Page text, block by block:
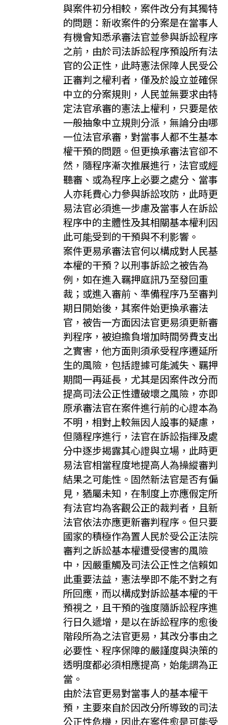
與案件初分相較，案件改分有其獨特
的問題：新收案件的分案是在當事人
有機會知悉承審法官並參與訴訟程序
之前，由於司法訴訟程序預設所有法
官的公正性，此時憲法保障人民受公
正審判之權利者，僅及於設立並確保
中立的分案規則，人民並無要求由特
定法官承審的憲法上權利，只要是依
一般抽象中立規則分派，無論分由哪
一位法官承審，對當事人都不生基本
權干預的問題。但更換承審法官卻不
然，隨程序漸次推展進行，法官或經
聽審、或為程序上必要之處分、當事
人亦耗費心力參與訴訟攻防，此時更
易法官必須進一步慮及當事人在訴訟
程序中的主體性及其相關基本權利因
此可能受到的干預與不利影響。
案件更易承審法官何以構成對人民基
本權的干預？以刑事訴訟之被告為
例，如在進入羈押庭訊乃至發回重
裁；或進入審前、準備程序乃至審判
期日開始後，其案件始更換承審法
官，被告一方面因法官更易須更新審
判程序，被迫擔負增加時間勞費支出
之實害，他方面則須承受程序遷延所
生的風險，包括證據可能滅失、羈押
期間一再延長，尤其是因案件改分而
提高司法公正性遭破壞之風險，亦即
原承審法官在案件進行前的心證本為
不明，相對上較無因人設事的疑慮，
但隨程序進行，法官在訴訟指揮及處
分中逐步揭露其心證與立場，此時更
易法官相當程度地提高人為操縱審判
結果之可能性。固然新法官是否有偏
見，猶屬未知，在制度上亦應假定所
有法官均為客觀公正的裁判者，且新
法官依法亦應更新審判程序。但只要
國家的積極作為置人民於受公正法院
審判之訴訟基本權遭受侵害的風險
中，因嚴重觸及司法公正性之信賴如
此重要法益，憲法學即不能不對之有
所回應，而以構成對訴訟基本權的干
預視之，且干預的強度隨訴訟程序進
行日久遞增，是以在訴訟程序的愈後
階段所為之法官更易，其改分事由之
必要性、程序保障的嚴謹度與決策的
透明度都必須相應提高，始能謂為正
當。
由於法官更易對當事人的基本權干
預，主要來自於因改分所導致的司法
公正性危機，因此在案件愈是可能受